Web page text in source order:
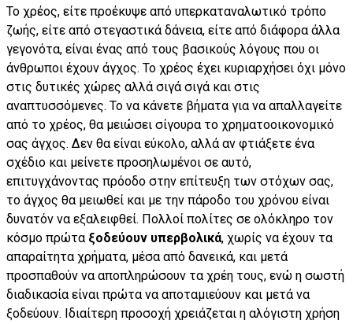
Το χρέος, είτε προέκυψε από υπερκαταναλωτικό τρόπο
ζωής, είτε από στεγαστικά δάνεια, είτε από διάφορα άλλα
γεγονότα, είναι ένας από τους βασικούς λόγους που οι
άνθρωποι έχουν άγχος. Το χρέος έχει κυριαρχήσει όχι μόνο
στις δυτικές χώρες αλλά σιγά σιγά και στις
αναπτυσσόμενες. Το να κάνετε βήματα για να απαλλαγείτε
από το χρέος, θα μειώσει σίγουρα το χρηματοοικονομικό
σας άγχος. Δεν θα είναι εύκολο, αλλά αν φτιάξετε ένα
σχέδιο και μείνετε προσηλωμένοι σε αυτό,
επιτυγχάνοντας πρόοδο στην επίτευξη των στόχων σας,
το άγχος θα μειωθεί και με την πάροδο του χρόνου είναι
δυνατόν να εξαλειφθεί. Πολλοί πολίτες σε ολόκληρο τον
κόσμο πρώτα ξοδεύουν υπερβολικά, χωρίς να έχουν τα
απαραίτητα χρήματα, μέσα από δανεικά, και μετά
προσπαθούν να αποπληρώσουν τα χρέη τους, ενώ η σωστή
διαδικασία είναι πρώτα να αποταμιεύουν και μετά να
ξοδεύουν. Ιδιαίτερη προσοχή χρειάζεται η αλόγιστη χρήση